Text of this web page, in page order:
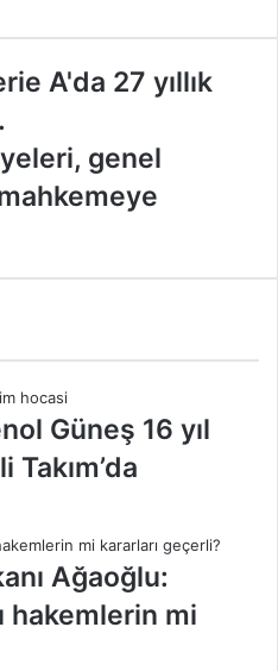
A'da 27 yıllık
genel
Güneş 16 yıl
Ağaoğlu:
hakemlerin mi